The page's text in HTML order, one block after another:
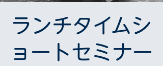
ランチタイムシ
ョートセミナー